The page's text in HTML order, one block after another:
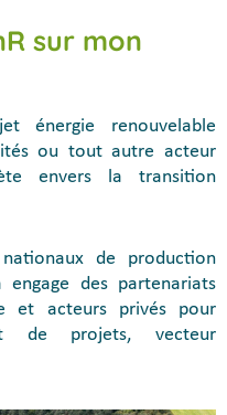
sur mon
énergie renouvelable
ou tout autre acteur
envers la transition
de production
engage des partenariats
et acteurs privés pour
de projets, vecteur